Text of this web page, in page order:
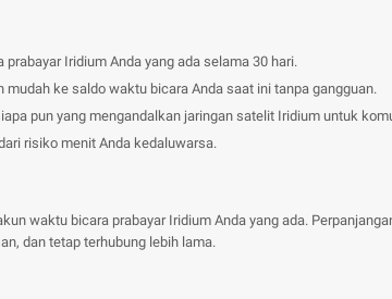
Iridium Anda yang ada selama 30 hari.
mudah ke saldo waktu bicara Anda saat ini tanpa gangguan.
pun yang mengandalkan jaringan satelit Iridium untuk
risiko menit Anda kedaluwarsa.
waktu bicara prabayar Iridium Anda yang ada.
dan tetap terhubung lebih lama.